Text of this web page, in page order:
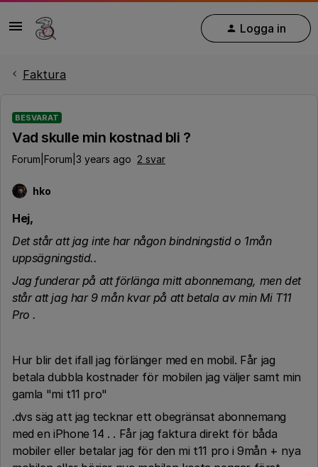
Logga in
Faktura
BESVARAT
Vad skulle min kostnad bli ?
Forum|Forum|3 years ago 2 svar
hko
Hej,
Det står att jag inte har någon bindningstid o 1mån
uppsägningstid..
Jag funderar på att förlänga mitt abonnemang, men det
står att jag har 9 mån kvar på att betala av min Mi T11
Pro .
Hur blir det ifall jag förlänger med en mobil. Får jag
betala dubbla kostnader för mobilen jag väljer samt min
gamla "mi t11 pro"
.dvs säg att jag tecknar ett obegränsat abonnemang
med en iPhone 14 . . Får jag faktura direkt för båda
mobiler eller betalar jag för den mi t11 pro i 9mån + nya